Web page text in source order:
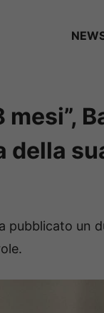
della
pubblicato un